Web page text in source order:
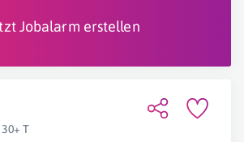
Jobalarm erstellen
T